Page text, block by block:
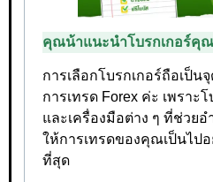
คุณน้าแนะนำโบรกเกอร์คุ
การเลือกโบรกเกอร์ถือเป็
การเทรด Forex ค่ะ เพราะ
และเครื่องมือต่าง ๆ ที่ช่วย
ให้การเทรดของคุณเป็นไป
ที่สุด